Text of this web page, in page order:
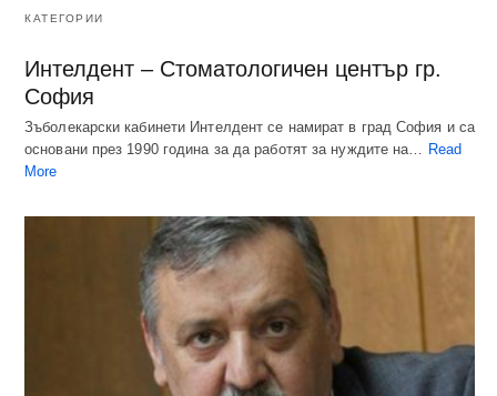
КАТЕГОРИИ
Интелдент – Стоматологичен център гр.
София
Зъболекарски кабинети Интелдент се намират в град София и са
основани през 1990 година за да работят за нуждите на… Read
More